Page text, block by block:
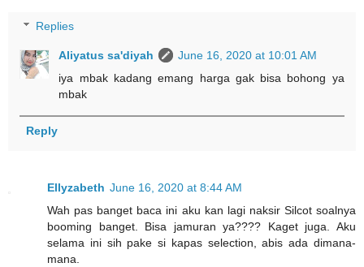
Replies
Aliyatus sa'diyah
June 16, 2020 at 10:01 AM
iya mbak kadang emang harga gak bisa bohong ya
mbak
Reply
Ellyzabeth June 16, 2020 at 8:44 AM
Wah pas banget baca ini aku kan lagi naksir Silcot soalnya
booming banget. Bisa jamuran ya???? Kaget juga. Aku
selama ini sih pake si kapas selection, abis ada dimana-
mana.